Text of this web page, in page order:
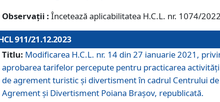
Observații : Încetează aplicabilitatea H.C.L. nr. 1074/
911/21.12.2023
Titlu: Modificarea H.C.L. nr. 14 din 27 ianuarie 2021,
aprobarea tarifelor percepute pentru practicarea
de agrement turistic și divertisment în cadrul Centrului de
Agrement și Divertisment Poiana Brașov, republicată.